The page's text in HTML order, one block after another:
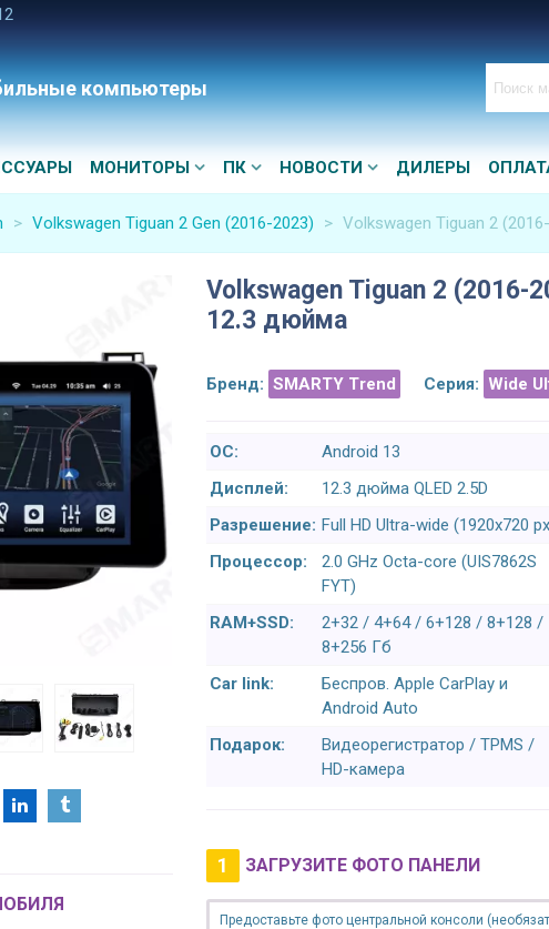
компьютеры
МОНИТОРЫ ПК НОВОСТИ ДИЛЕРЫ
> Volkswagen Tiguan 2 Gen (2016-2023) > Volkswagen Tiguan 2
Volkswagen Tiguan 2 (2016-
12.3 дюйма
Бренд: SMARTY Trend Серия: Wide
ОС:
Android 13
Дисплей:
12.3 дюйма QLED 2.5D
Разрешение: Full HD Ultra-wide (1920x720
Процессор:
2.0 GHz Octa-core (UIS7862S
FYT)
RAM+SSD:
2+32 / 4+64 / 6+128 / 8+128 /
8+256 Гб
Car link:
Беспров. Apple CarPlay и
Android Auto
Подарок:
Видеорегистратор / TPMS /
HD-камера
1 ЗАГРУЗИТЕ ФОТО ПАНЕЛИ
Предоставьте фото центральной консоли